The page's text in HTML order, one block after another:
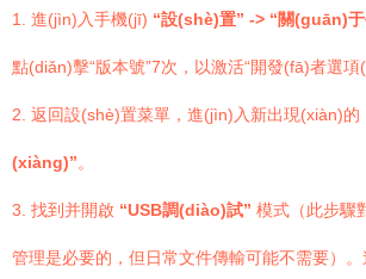
1. 進(jìn)入手機(jī) “設(shè)置” -> “關(guān)
點(diǎn)擊“版本號”7次，以激活“開發(fā)者選項
2. 返回設(shè)置菜單，進(jìn)入新出現(xiàn)的
(xiàng)”。
3. 找到并開啟 “USB調(diào)試” 模式（此步驟
管理是必要的，但日常文件傳輸可能不需要）